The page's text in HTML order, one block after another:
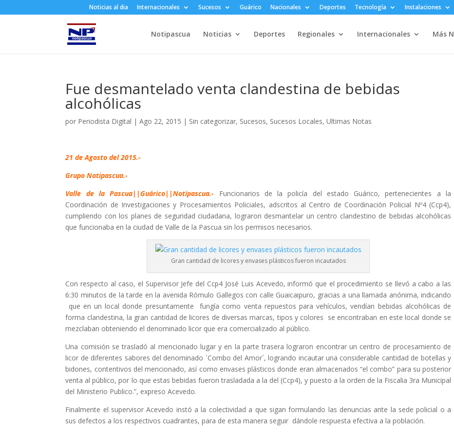
Noticias al dia Internacionales Sucesos Guárico Nacionales Deportes Tecnología Instalaciones
Notipascua Noticias Deportes Regionales Internacionales Más
Fue desmantelado venta clandestina de bebidas
alcohólicas
por Periodista Digital |Ago 22, 2015 | Sin categorizar, Sucesos, Sucesos Locales,Ultimas Notas
21 de Agosto del 2015.-
Grupo Notipascua.-
Valle de la Pascua||Guárico||Notipascua.- Funcionarios de la policía del estado Guárico, pertenecientes a la
Coordinación de Investigaciones y Procesamientos Policiales, adscritos al Centro de Coordinación Policial Nº4 (Ccp4),
cumpliendo con los planes de seguridad ciudadana, lograron desmantelar un centro clandestino de bebidas alcohólicas
que funcionaba en la ciudad de Valle de la Pascua sin los permisos necesarios.
Gran cantidad de licores y envases plásticos fueron incautados
Con respecto al caso, el Supervisor Jefe del Ccp4 José Luis Acevedo, informó que el procedimiento se llevó a cabo a las
6:30 minutos de la tarde en la avenida Rómulo Gallegos con calle Guaicaipuro, gracias a una llamada anónima, indicando
que en un local donde presuntamente fungía como venta repuestos para vehículos, vendían bebidas alcohólicas de
forma clandestina, la gran cantidad de licores de diversas marcas, tipos y colores se encontraban en este local donde se
mezclaban obteniendo el denominado licor que era comercializado al público.
Una comisión se trasladó al mencionado lugar y en la parte trasera lograron encontrar un centro de procesamiento de
licor de diferentes sabores del denominado `Combo del Amor´, logrando incautar una considerable cantidad de botellas y
bidones, contentivos del mencionado, así como envases plásticos donde eran almacenados “el combo” para su posterior
venta al público, por lo que estas bebidas fueron trasladada a la del (Ccp4), y puesto a la orden de la Fiscalia 3ra Municipal
del Ministerio Publico.”, expreso Acevedo.
Finalmente el supervisor Acevedo instó a la colectividad a que sigan formulando las denuncias ante la sede policial o a
sus defectos a los respectivos cuadrantes, para de esta manera seguir dándole respuesta efectiva a la población.